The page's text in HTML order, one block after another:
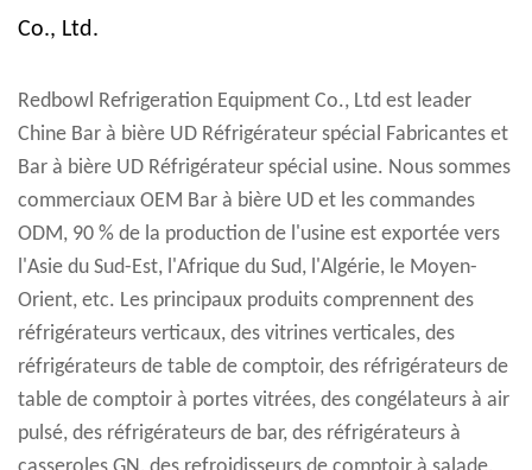
Co., Ltd.
Redbowl Refrigeration Equipment Co., Ltd est leader
Chine Bar à bière UD Réfrigérateur spécial Fabricantes et
Bar à bière UD Réfrigérateur spécial usine. Nous sommes
commerciaux OEM Bar à bière UD et les commandes
ODM, 90 % de la production de l'usine est exportée vers
l'Asie du Sud-Est, l'Afrique du Sud, l'Algérie, le Moyen-
Orient, etc. Les principaux produits comprennent des
réfrigérateurs verticaux, des vitrines verticales, des
réfrigérateurs de table de comptoir, des réfrigérateurs de
table de comptoir à portes vitrées, des congélateurs à air
pulsé, des réfrigérateurs de bar, des réfrigérateurs à